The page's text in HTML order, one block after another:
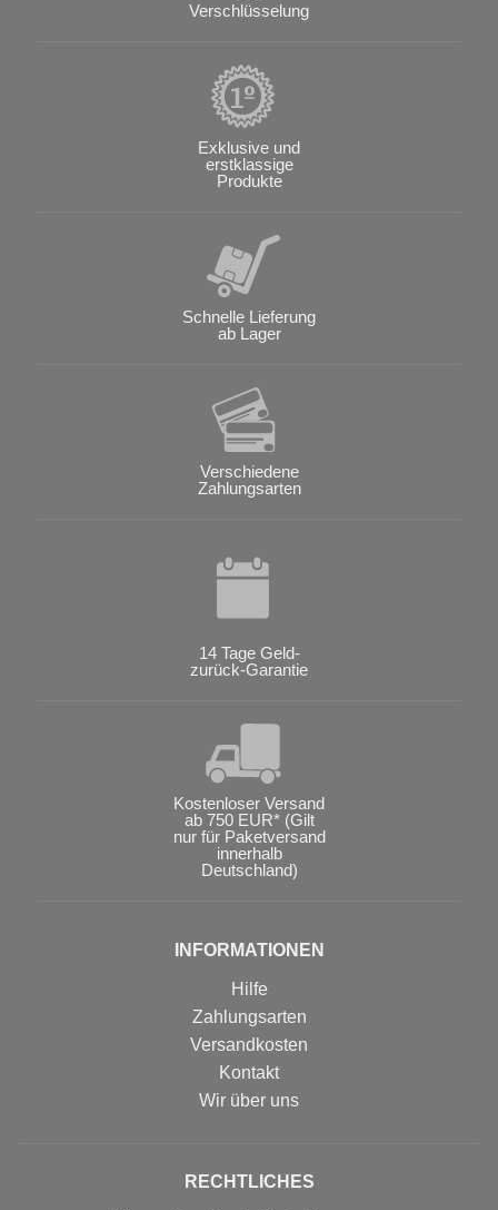
Verschlüsselung
Exklusive und
erstklassige
Produkte
Schnelle Lieferung
ab Lager
Verschiedene
Zahlungsarten
14 Tage Geld-
zurück-Garantie
Kostenloser Versand
ab 750 EUR* (Gilt
nur für Paketversand
innerhalb
Deutschland)
INFORMATIONEN
Hilfe
Zahlungsarten
Versandkosten
Kontakt
Wir über uns
RECHTLICHES